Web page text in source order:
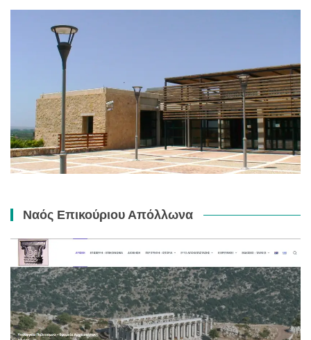
Ναός Επικούριου Απόλλωνα